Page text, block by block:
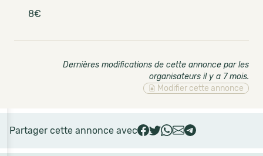
8€
Dernières modifications de cette annonce par les
organisateurs il y a 7 mois.
Modifier cette annonce
Partager cette annonce avec